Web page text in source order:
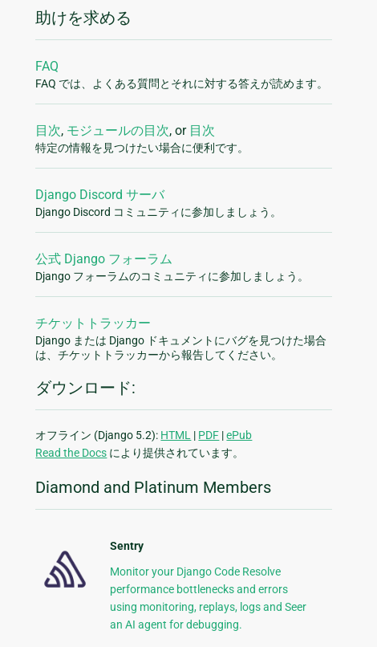
助けを求める
FAQ
FAQ では、よくある質問とそれに対する答えが読めます。
目次, モジュールの目次, or 目次
特定の情報を見つけたい場合に便利です。
Django Discord サーバ
Django Discord コミュニティに参加しましょう。
公式 Django フォーラム
Django フォーラムのコミュニティに参加しましょう。
チケットトラッカー
Django または Django ドキュメントにバグを見つけた場合
は、チケットトラッカーから報告してください。
ダウンロード:
オフライン (Django 5.2): HTML | PDF |ePub
Read the Docs により提供されています。
Diamond and Platinum Members
Sentry
Monitor your Django Code Resolve
performance bottlenecks and errors
using monitoring, replays, logs and Seer
an AI agent for debugging.